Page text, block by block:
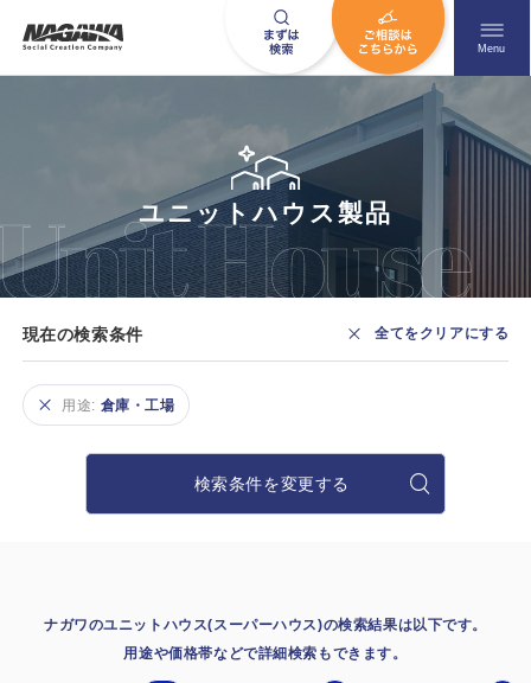
メニュ
Menu
お問い合わせはこちら
0120-09-9663
営業時間AM 9:00〜PM6:00
事務所・作業場
展示場を探す
Webカタログ
ユニットハウス製品
現在の検索条件 全てをクリアにする
用途: 倉庫・工場
検索条件を変更する
ナガワのユニットハウス(スーパーハウス)の検索結果は以下です。
用途や価格帯などで詳細検索もできます。